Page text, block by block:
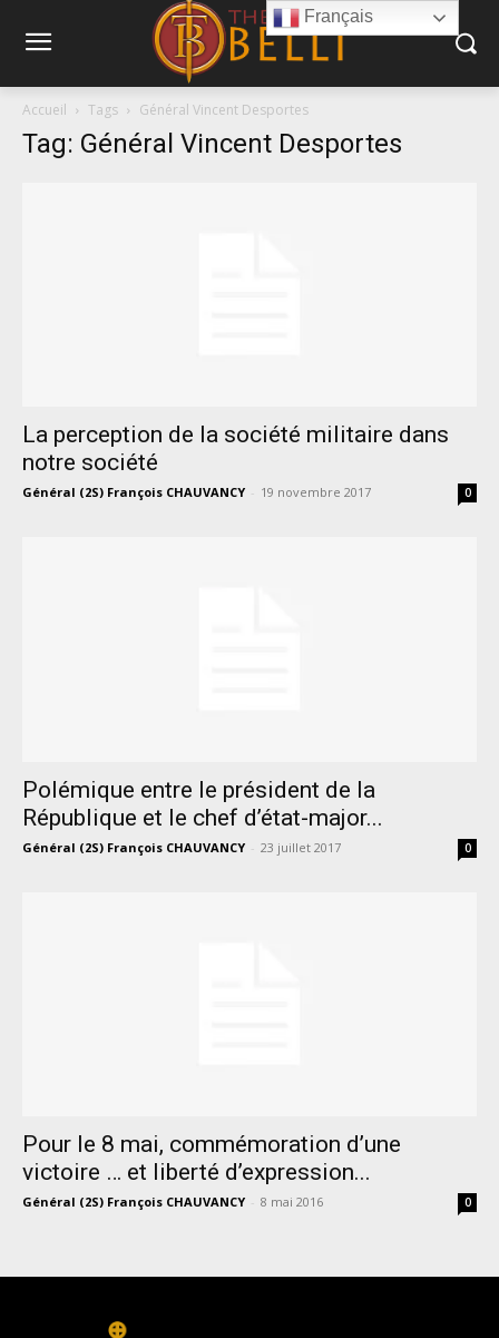
Accueil Tags Général Vincent Desportes
Tag: Général Vincent Desportes
La perception de la société militaire dans
notre société
Général (2S) François CHAUVANCY - 19 novembre 2017 0
Polémique entre le président de la
République et le chef d’état-major...
Général (2S) François CHAUVANCY - 23 juillet 2017 0
Pour le 8 mai, commémoration d’une
victoire … et liberté d’expression...
Général (2S) François CHAUVANCY - 8 mai 2016 0
Français